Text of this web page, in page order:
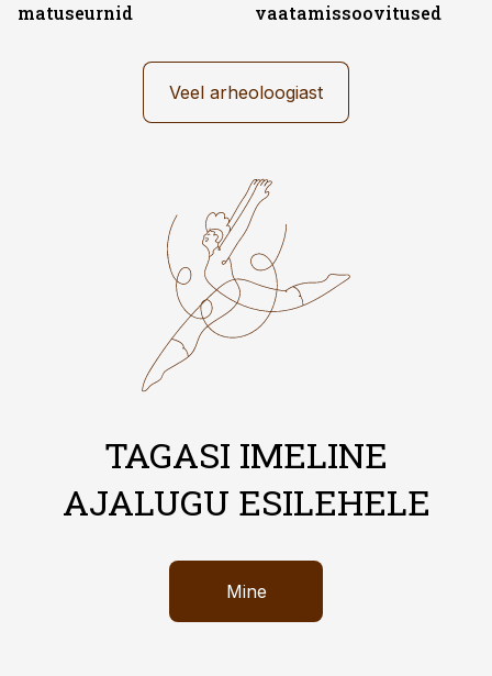
matuseurnid
vaatamissoovitused
Veel arheoloogiast
TAGASI IMELINE
AJALUGU ESILEHELE
Mine